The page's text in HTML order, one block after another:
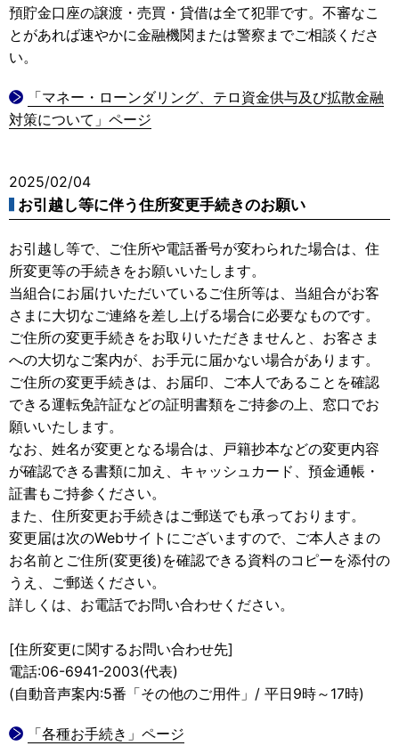
預貯金口座の譲渡・売買・貸借は全て犯罪です。不審なこ
とがあれば速やかに金融機関または警察までご相談くださ
い。
「マネー・ローンダリング、テロ資金供与及び拡散金融
対策について」ページ
2025/02/04
お引越し等に伴う住所変更手続きのお願い
お引越し等で、ご住所や電話番号が変わられた場合は、住
所変更等の手続きをお願いいたします。
当組合にお届けいただいているご住所等は、当組合がお客
さまに大切なご連絡を差し上げる場合に必要なものです。
ご住所の変更手続きをお取りいただきませんと、お客さま
への大切なご案内が、お手元に届かない場合があります。
ご住所の変更手続きは、お届印、ご本人であることを確認
できる運転免許証などの証明書類をご持参の上、窓口でお
願いいたします。
なお、姓名が変更となる場合は、戸籍抄本などの変更内容
が確認できる書類に加え、キャッシュカード、預金通帳・
証書もご持参ください。
また、住所変更お手続きはご郵送でも承っております。
変更届は次のWebサイトにございますので、ご本人さまの
お名前とご住所(変更後)を確認できる資料のコピーを添付の
うえ、ご郵送ください。
詳しくは、お電話でお問い合わせください。
[住所変更に関するお問い合わせ先]
電話:06-6941-2003(代表)
(自動音声案内:5番「その他のご用件」/ 平日9時～17時)
「各種お手続き」ページ